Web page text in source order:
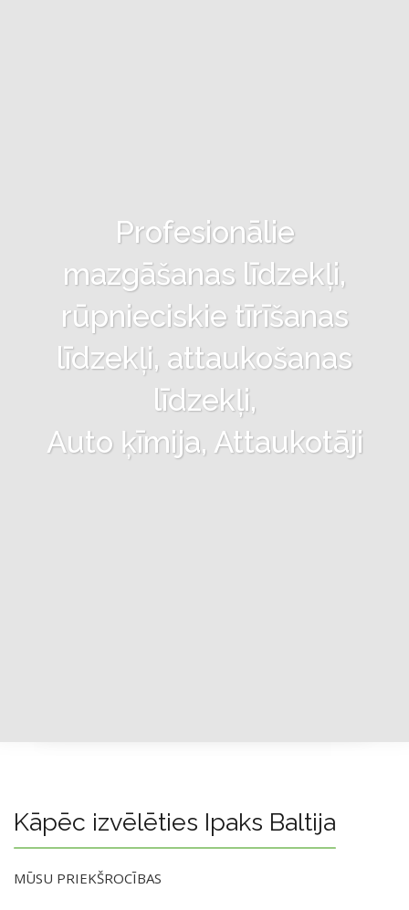
Profesionālie
mazgāšanas līdzekļi,
rūpnieciskie tīrīšanas
līdzekļi, attaukošanas
līdzekļi,
Auto ķīmija, Attaukotāji
Kāpēc izvēlēties Ipaks Baltija
MŪSU PRIEKŠROCĪBAS